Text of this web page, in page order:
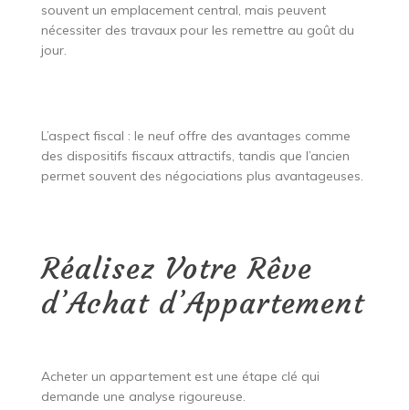
souvent un emplacement central, mais peuvent
nécessiter des travaux pour les remettre au goût du
jour.
L’aspect fiscal : le neuf offre des avantages comme
des dispositifs fiscaux attractifs, tandis que l’ancien
permet souvent des négociations plus avantageuses.
Réalisez Votre Rêve
d’Achat d’Appartement
Acheter un appartement est une étape clé qui
demande une analyse rigoureuse.